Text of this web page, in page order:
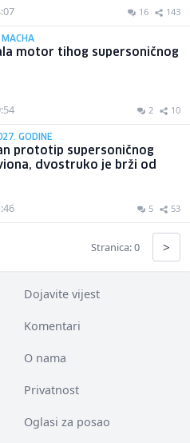
16 143
motor tihog supersoničnog
2 10
GODINE
prototip supersoničnog
dvostruko je brži od
5 53
Stranica: 0 >
Dojavite vijest
Komentari
O nama
Privatnost
Oglasi za posao